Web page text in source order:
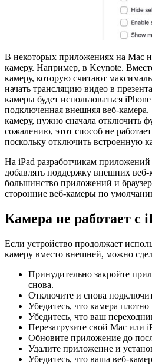
В некоторых приложениях на Mac
камеру. Например, в Keynote.
камеру, которую считают
начать трансляцию видео в
камеры будет использоваться
подключенная внешняя веб-
камеру, нужно сначала отключить
сожалению, этот способ не
поскольку отключить встроенную
На iPad разработчикам
добавлять поддержку внешних
большинство приложений и
сторонние веб-камеры по
Камера не работает с
Если устройство продолжает
камеру вместо внешней, можно
Принудительно закройте
снова.
Отключите и снова
Убедитесь, что камера
Убедитесь, что ваш
Перезагрузите свой Mac или
Обновите приложение до
Удалите приложение и
Убедитесь, что ваша веб-